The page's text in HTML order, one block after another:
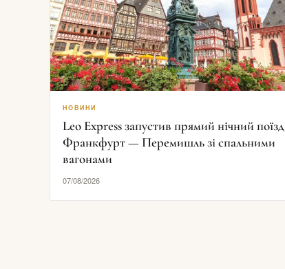
НОВИНИ
Leo Express запустив прямий нічний поїзд
Франкфурт — Перемишль зі спальними
вагонами
07/08/2026